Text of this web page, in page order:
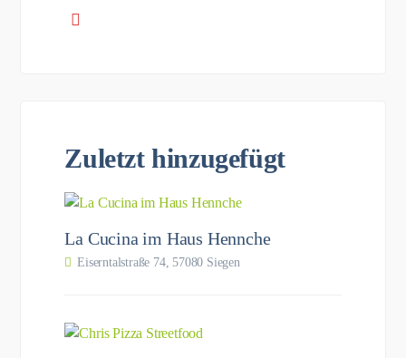
Zuletzt hinzugefügt
La Cucina im Haus Hennche
Eiserntalstraße 74, 57080 Siegen